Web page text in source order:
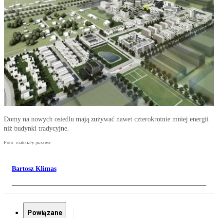
Domy na nowych osiedlu mają zużywać nawet czterokrotnie mniej energii
niż budynki tradycyjne.
Foto: materiały prasowe
Bartosz Klimas
Powiązane